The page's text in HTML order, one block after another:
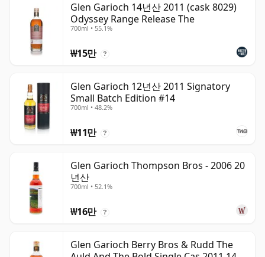
Glen Garioch 14년산 2011 (cask 8029)
Odyssey Range Release The
700ml • 55.1%
₩15만 ?
Glen Garioch 12년산 2011 Signatory
Small Batch Edition #14
700ml • 48.2%
₩11만 ?
Glen Garioch Thompson Bros - 2006 20
년산
700ml • 52.1%
₩16만 ?
Glen Garioch Berry Bros & Rudd The